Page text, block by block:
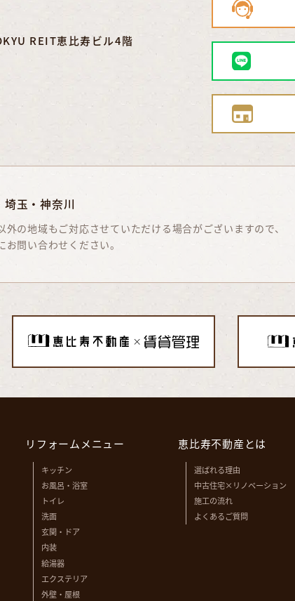
REIT恵比寿ビル4階
玉・神奈川
外の地域もご対応させていただける場合がございますので、
お問い合わせください。
リフォームメニュー
キッチン
お風呂・浴室
トイレ
洗面
玄関・ドア
内装
給湯器
エクステリア
外壁・屋根
恵比寿不動産とは
選ばれる理由
中古住宅×リノベーション
施工の流れ
よくあるご質問